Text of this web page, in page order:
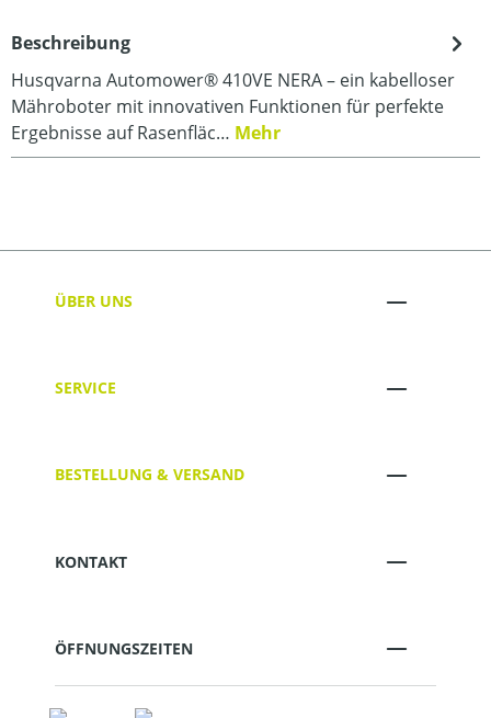
Beschreibung
Husqvarna Automower® 410VE NERA – ein kabelloser
Mähroboter mit innovativen Funktionen für perfekte
Ergebnisse auf Rasenfläc… Mehr
ÜBER UNS
SERVICE
BESTELLUNG & VERSAND
KONTAKT
ÖFFNUNGSZEITEN